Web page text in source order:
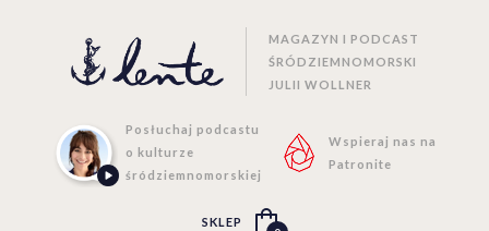
MAGAZYN I PODCAST
ŚRÓDZIEMNOMORSKI
JULII WOLLNER
Posłuchaj podcastu
o kulturze
śródziemnomorskiej
Wspieraj nas na
Patronite
SKLEP